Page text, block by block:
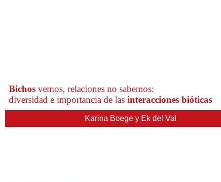
Bichos vemos, relaciones no sabemos:
diversidad e importancia de las interacciones bióticas
Karina Boege y Ek del Val